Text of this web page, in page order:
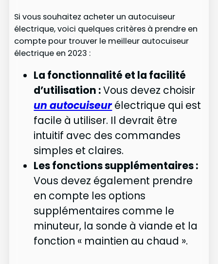
Si vous souhaitez acheter un autocuiseur
électrique, voici quelques critères à prendre en
compte pour trouver le meilleur autocuiseur
électrique en 2023 :
La fonctionnalité et la facilité
d’utilisation :Vous devez choisir
un autocuiseurélectrique qui est
facile à utiliser. Il devrait être
intuitif avec des commandes
simples et claires.
Les fonctions supplémentaires :
Vous devez également prendre
en compte les options
supplémentaires comme le
minuteur, la sonde à viande et la
fonction « maintien au chaud ».